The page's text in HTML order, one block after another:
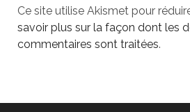
Ce site utilise Akismet pour
savoir plus sur la façon dont les
commentaires sont traitées.